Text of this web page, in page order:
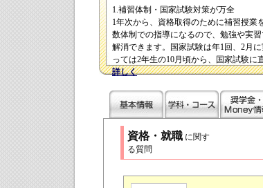
1.補習体制・国家試験対策が万全
1年次から、資格取得のために補習授業
数体制での指導になるので、勉強や実
解消できます。国家試験は年1回、2月
っては2年生の10月頃から、国家試験に
詳しく
資格・就職 に関す
る質問